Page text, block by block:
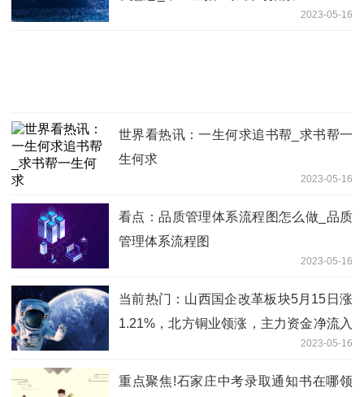
2023-05-16
世界看热讯：一生何求追书帮_求书帮一
生何求
2023-05-16
看点：品质管理体系流程图怎么做_品质
管理体系流程图
2023-05-16
当前热门：山西国企改革板块5月15日涨
1.21%，北方铜业领涨，主力资金净流入
2023-05-16
重点聚焦!石家庄中考录取通知书在哪领